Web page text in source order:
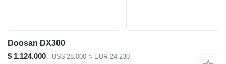
Doosan DX300
$ 1.124.000
US$ 28.000 ≈ EUR 24.230